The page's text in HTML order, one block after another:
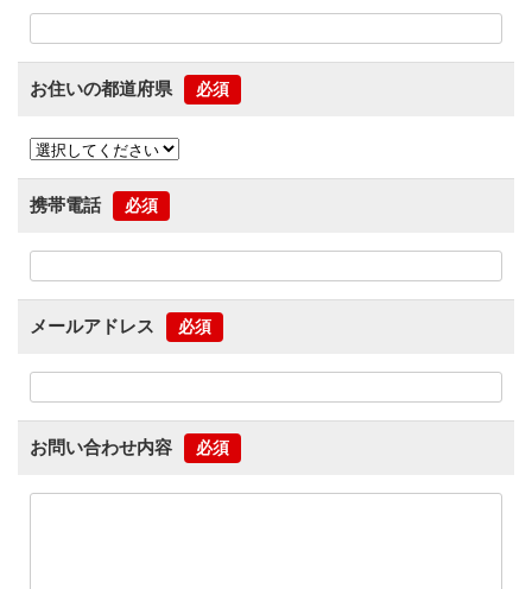
お住いの都道府県 必須
携帯電話 必須
メールアドレス 必須
お問い合わせ内容 必須